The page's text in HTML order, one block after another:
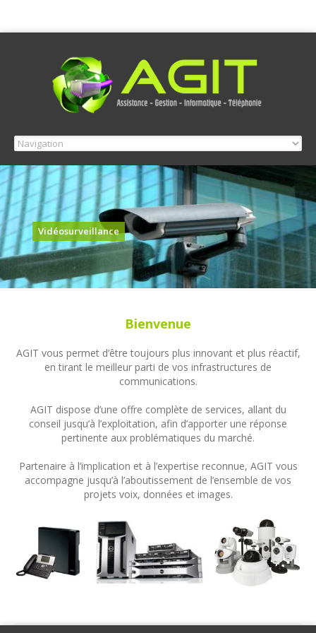
Vidéosurveillance
Bienvenue
AGIT vous permet d’être toujours plus innovant et plus réactif,
en tirant le meilleur parti de vos infrastructures de
communications.
AGIT dispose d’une offre complète de services, allant du
conseil jusqu’à l’exploitation, afin d’apporter une réponse
pertinente aux problématiques du marché.
Partenaire à l’implication et à l’expertise reconnue, AGIT vous
accompagne jusqu’à l’aboutissement de l’ensemble de vos
projets voix, données et images.